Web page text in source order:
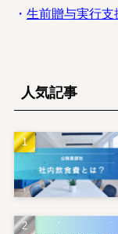
・ 生前贈与実行支
人気記事